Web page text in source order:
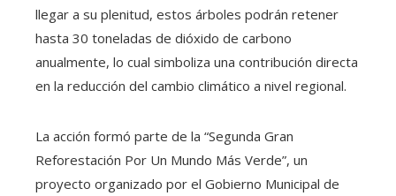
llegar a su plenitud, estos árboles podrán retener
hasta 30 toneladas de dióxido de carbono
anualmente, lo cual simboliza una contribución directa
en la reducción del cambio climático a nivel regional.
La acción formó parte de la “Segunda Gran
Reforestación Por Un Mundo Más Verde”, un
proyecto organizado por el Gobierno Municipal de